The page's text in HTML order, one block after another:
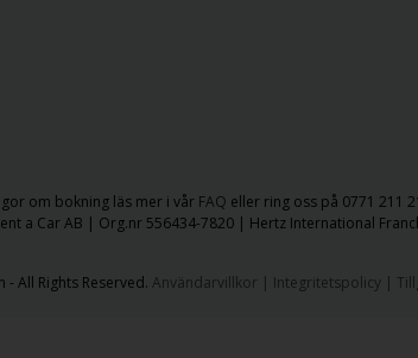
om bokning läs mer i vår FAQ eller ring oss på 0771 211
a Car AB | Org.nr 556434-7820 | Hertz International
All Rights Reserved. Användarvillkor | Integritetspolicy|